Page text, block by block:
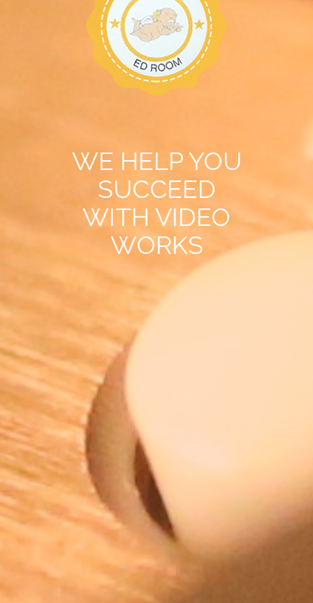
WE HELP YOU
SUCCEED
WITH VIDEO
WORKS
ED ROOM
StudioA
StudioB
StudioF
StudioG
会社概要
お問い合わせ